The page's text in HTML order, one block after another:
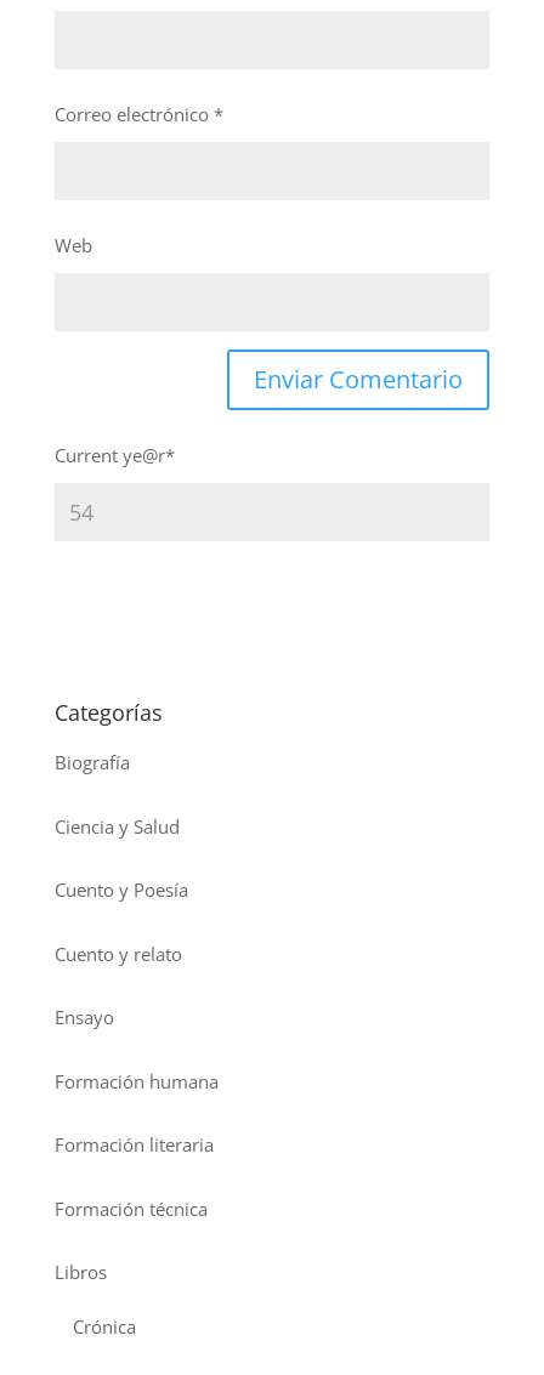
Correo electrónico *
Web
Current ye@r*
Categorías
Biografía
Ciencia y Salud
Cuento y Poesía
Cuento y relato
Ensayo
Formación humana
Formación literaria
Formación técnica
Libros
Crónica